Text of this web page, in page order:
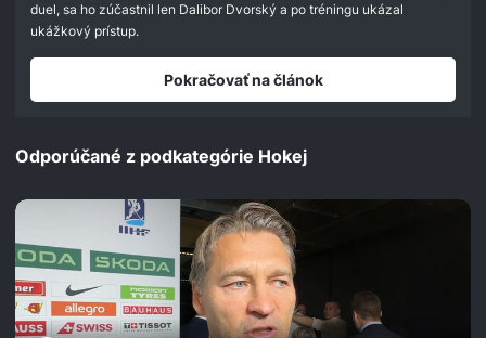
duel, sa ho zúčastnil len Dalibor Dvorský a po tréningu ukázal
ukážkový prístup.
Pokračovať na článok
Odporúčané z podkategórie Hokej